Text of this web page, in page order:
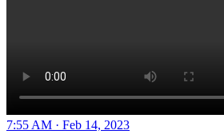
7:55 AM · Feb 14, 2023